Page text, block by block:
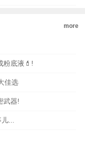
more
粉底液💄!
佳选
武器!
...